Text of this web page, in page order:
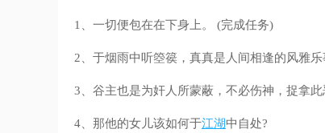
1、一切便包在在下身上。 (完成任务)
2、于烟雨中听箜篌，真真是人间相逢的风雅乐
3、谷主也是为奸人所蒙蔽，不必伤神，捉拿此
4、那他的女儿该如何于江湖中自处?